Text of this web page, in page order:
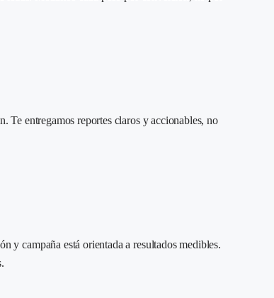
Te entregamos reportes claros y accionables, no
y campaña está orientada a resultados medibles.